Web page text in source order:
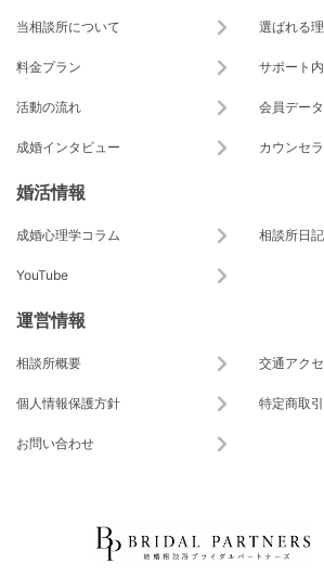
当相談所について 選ばれる
料金プラン サポート
活動の流れ 会員データ
成婚インタビュー カウンセ
婚活情報
成婚心理学コラム 相談所日記
YouTube
運営情報
相談所概要 交通アク
個人情報保護方針 特定商取
お問い合わせ